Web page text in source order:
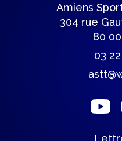
Amiens
304 rue
80
03